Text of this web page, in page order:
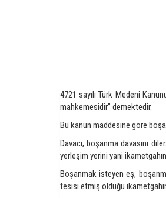
4721 sayılı Türk Medeni
mahkemesidir” demektedir.
Bu kanun maddesine göre
Davacı, boşanma davasını
yerleşim yerini yani
Boşanmak isteyen eş,
tesisi etmiş olduğu